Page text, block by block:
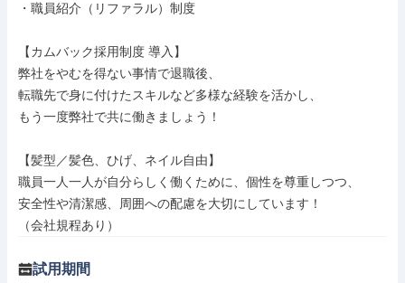
・職員紹介（リファラル）制度
【カムバック採用制度 導入】
弊社をやむを得ない事情で退職後、
転職先で身に付けたスキルなど多様な経験を活かし、
もう一度弊社で共に働きましょう！
【髪型／髪色、ひげ、ネイル自由】
職員一人一人が自分らしく働くために、個性を尊重しつつ、
安全性や清潔感、周囲への配慮を大切にしています！
（会社規程あり）
試用期間